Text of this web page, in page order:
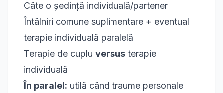
Câte o ședință individuală/partener
Întâlniri comune suplimentare + eventual
terapie individuală paralelă
Terapie de cuplu versus terapie
individuală
În paralel: utilă când traume personale